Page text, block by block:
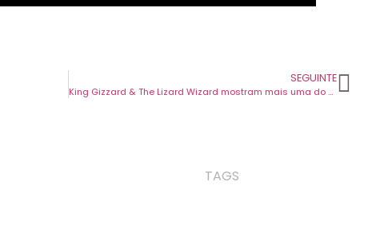
SEGUINTE
King Gizzard & The Lizard Wizard mostram mais uma do próximo disco.
TAGS